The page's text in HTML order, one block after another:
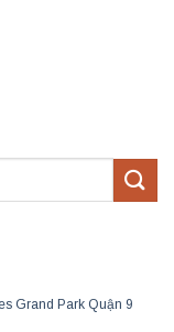
Grand Park Quận 9